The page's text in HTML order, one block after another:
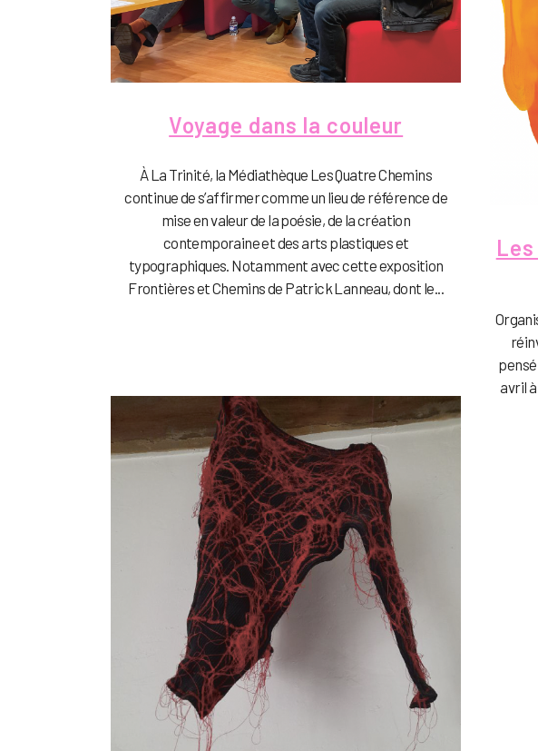
avril
Voyage dans la couleur
À La Trinité, la Médiathèque Les Quatre Chemins
continue de s’affirmer comme un lieu de référence de
mise en valeur de la poésie, de la création
contemporaine et des arts plastiques et
typographiques. Notamment avec cette exposition
Frontières et Chemins de Patrick Lanneau, dont le...